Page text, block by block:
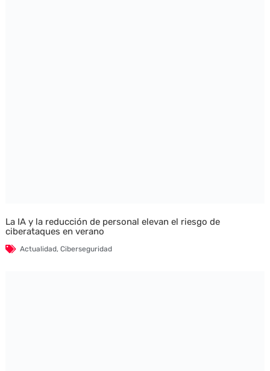
La IA y la reducción de personal elevan el riesgo de
ciberataques en verano
Actualidad, Ciberseguridad